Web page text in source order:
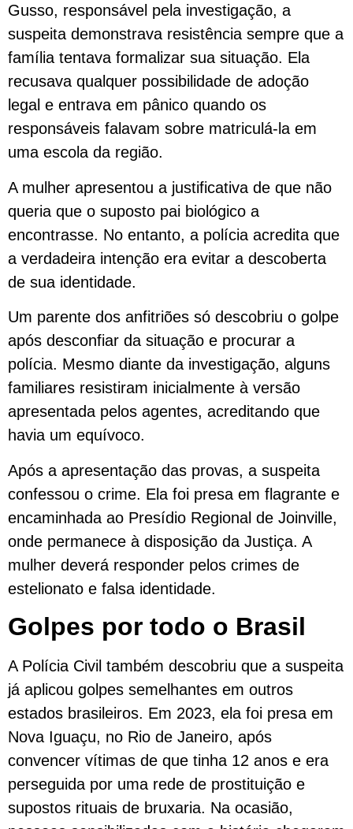
Gusso, responsável pela investigação, a
suspeita demonstrava resistência sempre que a
família tentava formalizar sua situação. Ela
recusava qualquer possibilidade de adoção
legal e entrava em pânico quando os
responsáveis falavam sobre matriculá-la em
uma escola da região.
A mulher apresentou a justificativa de que não
queria que o suposto pai biológico a
encontrasse. No entanto, a polícia acredita que
a verdadeira intenção era evitar a descoberta
de sua identidade.
Um parente dos anfitriões só descobriu o golpe
após desconfiar da situação e procurar a
polícia. Mesmo diante da investigação, alguns
familiares resistiram inicialmente à versão
apresentada pelos agentes, acreditando que
havia um equívoco.
Após a apresentação das provas, a suspeita
confessou o crime. Ela foi presa em flagrante e
encaminhada ao Presídio Regional de Joinville,
onde permanece à disposição da Justiça. A
mulher deverá responder pelos crimes de
estelionato e falsa identidade.
Golpes por todo o Brasil
A Polícia Civil também descobriu que a suspeita
já aplicou golpes semelhantes em outros
estados brasileiros. Em 2023, ela foi presa em
Nova Iguaçu, no Rio de Janeiro, após
convencer vítimas de que tinha 12 anos e era
perseguida por uma rede de prostituição e
supostos rituais de bruxaria. Na ocasião,